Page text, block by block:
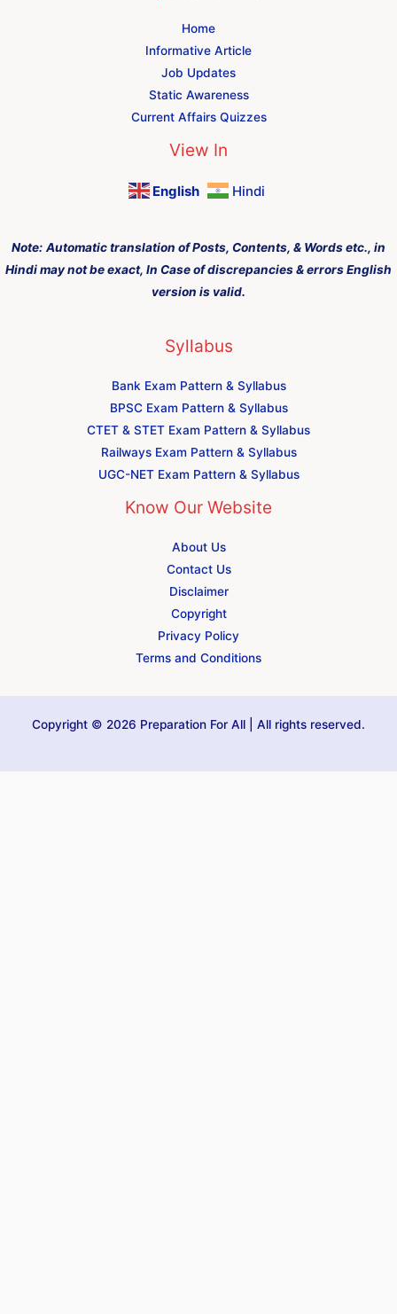
Home
Informative Article
Job Updates
Static Awareness
Current Affairs Quizzes
View In
English Hindi
Note: Automatic translation of Posts, Contents, & Words etc., in
Hindi may not be exact, In Case of discrepancies & errors English
version is valid.
Syllabus
Bank Exam Pattern & Syllabus
BPSC Exam Pattern & Syllabus
CTET & STET Exam Pattern & Syllabus
Railways Exam Pattern & Syllabus
UGC-NET Exam Pattern & Syllabus
Know Our Website
About Us
Contact Us
Disclaimer
Copyright
Privacy Policy
Terms and Conditions
Copyright © 2026 Preparation For All | All rights reserved.